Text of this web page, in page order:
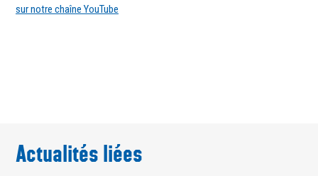
sur notre chaîne YouTube
Actualités liées